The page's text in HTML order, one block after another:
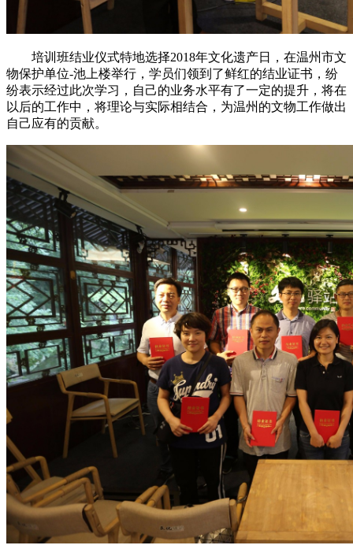
培训班结业仪式特地选择2018年文化遗产日，在温州市文
物保护单位-池上楼举行，学员们领到了鲜红的结业证书，纷
纷表示经过此次学习，自己的业务水平有了一定的提升，将在
以后的工作中，将理论与实际相结合，为温州的文物工作做出
自己应有的贡献。